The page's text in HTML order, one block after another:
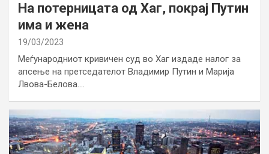
На потерницата од Хаг, покрај Путин
има и жена
19/03/2023
Меѓународниот кривичен суд во Хаг издаде налог за
апсење на претседателот Владимир Путин и Марија
Лвова-Белова.…